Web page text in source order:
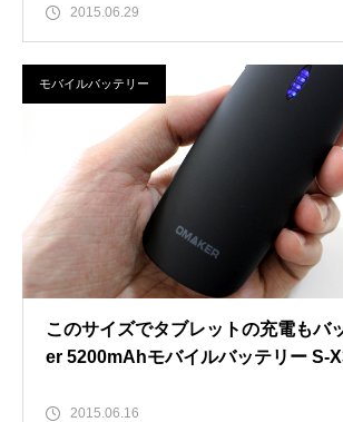
2015.06.29
モバイルバッテリー
このサイズでタブレットの充電もバ
er 5200mAhモバイルバッテリー S-
2015.06.16